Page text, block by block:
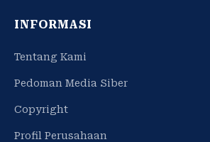
INFORMASI
Tentang Kami
Pedoman Media Siber
Copyright
Profil Perusahaan